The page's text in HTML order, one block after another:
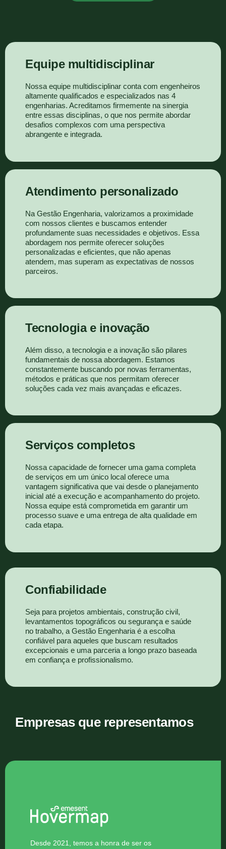
Equipe multidisciplinar
Nossa equipe multidisciplinar conta com engenheiros
altamente qualificados e especializados nas 4
engenharias. Acreditamos firmemente na sinergia
entre essas disciplinas, o que nos permite abordar
desafios complexos com uma perspectiva
abrangente e integrada.
Atendimento personalizado
Na Gestão Engenharia, valorizamos a proximidade
com nossos clientes e buscamos entender
profundamente suas necessidades e objetivos. Essa
abordagem nos permite oferecer soluções
personalizadas e eficientes, que não apenas
atendem, mas superam as expectativas de nossos
parceiros.
Tecnologia e inovação
Além disso, a tecnologia e a inovação são pilares
fundamentais de nossa abordagem. Estamos
constantemente buscando por novas ferramentas,
métodos e práticas que nos permitam oferecer
soluções cada vez mais avançadas e eficazes.
Serviços completos
Nossa capacidade de fornecer uma gama completa
de serviços em um único local oferece uma
vantagem significativa que vai desde o planejamento
inicial até a execução e acompanhamento do projeto.
Nossa equipe está comprometida em garantir um
processo suave e uma entrega de alta qualidade em
cada etapa.
Empresas que representamos
Desde 2021, temos a honra de ser os
Confiabilidade
Seja para projetos ambientais, construção civil,
levantamentos topográficos ou segurança e saúde
no trabalho, a Gestão Engenharia é a escolha
confiável para aqueles que buscam resultados
excepcionais e uma parceria a longo prazo baseada
em confiança e profissionalismo.